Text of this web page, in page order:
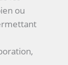
ou